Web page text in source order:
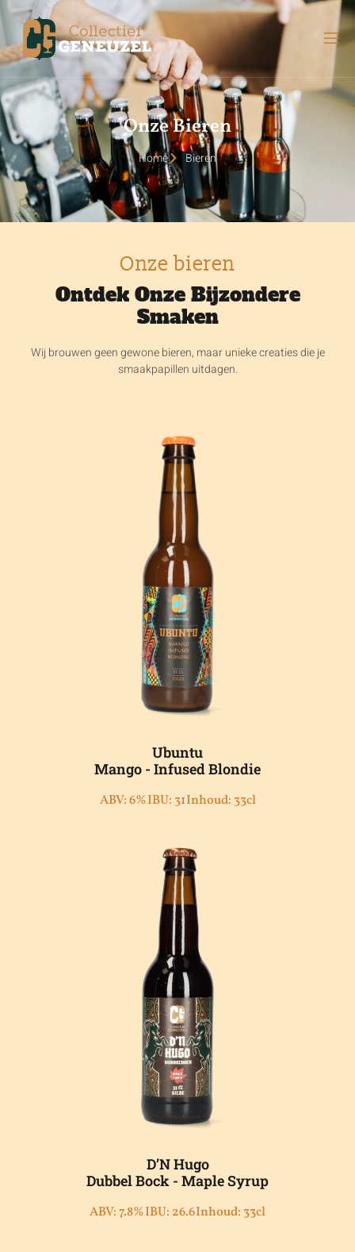
Onze Bieren
Home Bieren
Onze bieren
Ontdek Onze Bijzondere
Smaken
Wij brouwen geen gewone bieren, maar unieke creaties die je
smaakpapillen uitdagen.
Ubuntu
Mango - Infused Blondie
ABV: 6%IBU: 31Inhoud: 33cl
D’N Hugo
Dubbel Bock - Maple Syrup
ABV: 7.8%IBU: 26.6Inhoud: 33cl